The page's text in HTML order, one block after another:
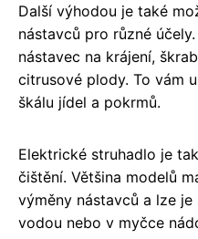
Další výhodou je také
nástavců pro různé
nástavec na krájení,
citrusové plody. To vám
škálu jídel a pokrmů.
Elektrické struhadlo je
čištění. Většina modelů
výměny nástavců a lze
vodou nebo v myčce